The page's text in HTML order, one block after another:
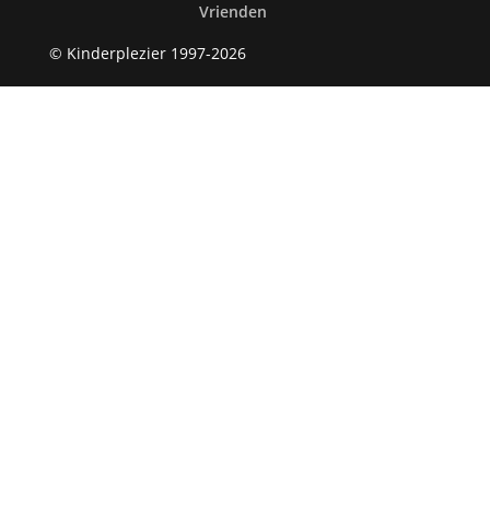
Vrienden
© Kinderplezier 1997-2026